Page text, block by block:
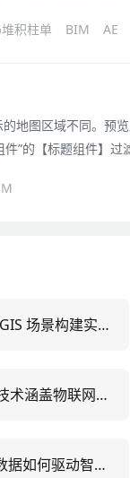
形聚焦于解决对光
积柱单 BIM AE
地图区域不同。预
”的【标题组件】
data[0].text。切
三维 GIS 场景构建实战：5大关键技术与3类行业落地案例解析
关键技术涵盖物联网感知、云计算、大数据分析和人工智能，共同支撑数字孪生体的构建与交互过程
BIM数据如何驱动智能建造？5大落地场景与3类常见问题解析